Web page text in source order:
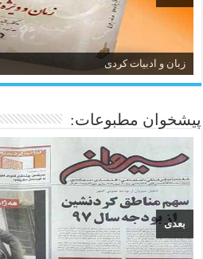
زبان و ادبیات کردی
پیشخوان مطبوعات:
بعدی